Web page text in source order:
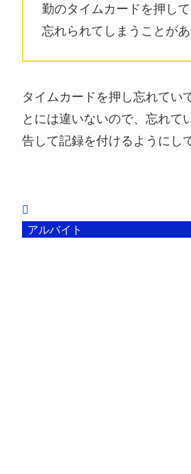
勤のタイムカードを押し
忘れられてしまうことがあ
タイムカードを押し忘れてい
とには違いないので、忘れて
告して記録を付けるようにし
アルバイト